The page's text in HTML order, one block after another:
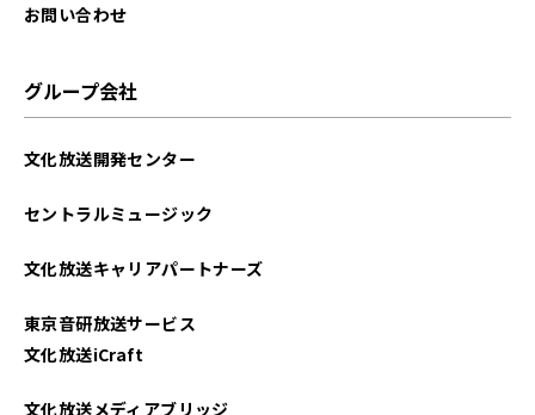
2023年06月
2022年10月
お問い合わせ
グループ会社
文化放送開発センター
セントラルミュージック
文化放送キャリアパートナーズ
東京音研放送サービス
文化放送iCraft
文化放送メディアブリッジ